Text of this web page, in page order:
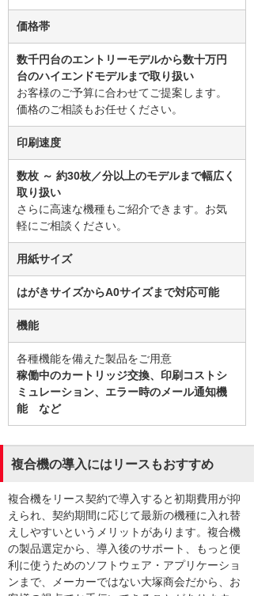
価格帯
数千円台のエントリーモデルから数十万円
台のハイエンドモデルまで取り扱い
お客様のご予算に合わせてご提案します。
価格のご相談もお任せください。
印刷速度
数枚 ～ 約30枚／分以上のモデルまで幅広く
取り扱い
さらに高速な機種もご紹介できます。お気
軽にご相談ください。
用紙サイズ
はがきサイズからA0サイズまで対応可能
機能
各種機能を備えた製品をご用意
稼働中のカートリッジ交換、印刷コストシ
ミュレーション、エラー時のメール通知機
能 など
複合機の導入にはリースもおすすめ
複合機をリース契約で導入すると初期費用が抑
えられ、契約期間に応じて最新の機種に入れ替
えしやすいというメリットがあります。複合機
の製品選定から、導入後のサポート、もっと便
利に使うためのソフトウェア・アプリケーショ
ンまで、メーカーではない大塚商会だから、お